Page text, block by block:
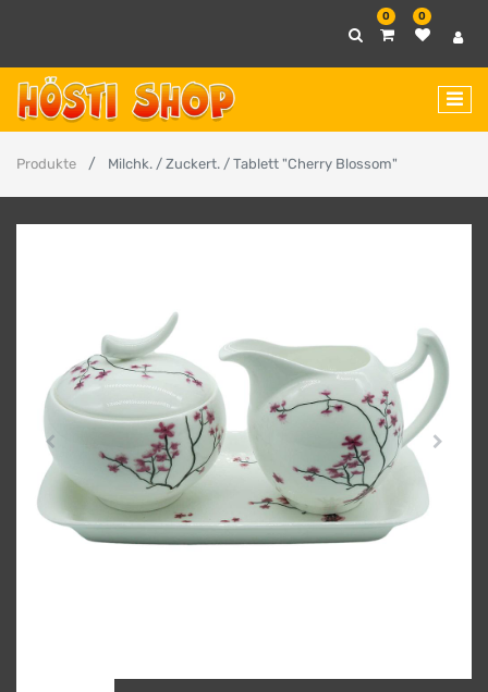
0 0
Produkte Milchk. / Zuckert. / Tablett "Cherry Blossom"